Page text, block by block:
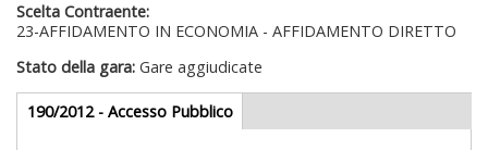
Scelta Contraente:
23-AFFIDAMENTO IN ECONOMIA - AFFIDAMENTO DIRETTO
Stato della gara: Gare aggiudicate
Gare appalti
190/2012 - Accesso Pubblico(scheda
attiva)